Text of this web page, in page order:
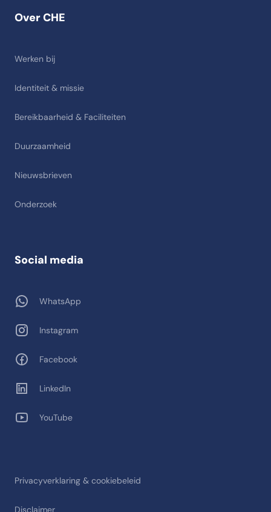
Over CHE
Werken bij
Identiteit & missie
Bereikbaarheid & Faciliteiten
Duurzaamheid
Nieuwsbrieven
Onderzoek
Privacyverklaring & cookiebeleid
Disclaimer
Social media
WhatsApp
Instagram
Facebook
LinkedIn
YouTube